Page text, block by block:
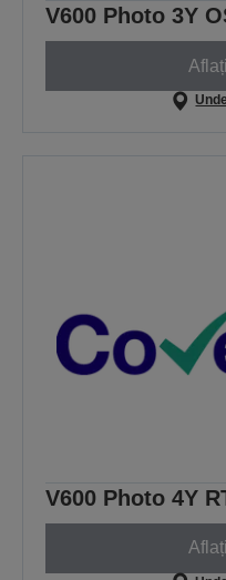
V600 Photo 3Y
V600 Photo 4Y